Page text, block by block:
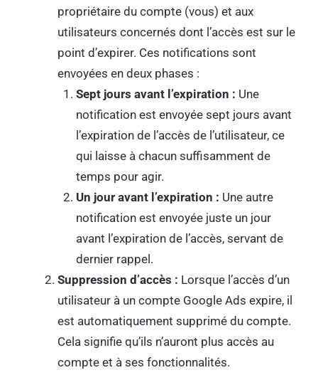
propriétaire du compte (vous) et aux
utilisateurs concernés dont l’accès est sur le
point d’expirer. Ces notifications sont
envoyées en deux phases :
Sept jours avant l’expiration : Une
notification est envoyée sept jours avant
l’expiration de l’accès de l’utilisateur, ce
qui laisse à chacun suffisamment de
temps pour agir.
Un jour avant l’expiration : Une autre
notification est envoyée juste un jour
avant l’expiration de l’accès, servant de
dernier rappel.
Suppression d’accès : Lorsque l’accès d’un
utilisateur à un compte Google Ads expire, il
est automatiquement supprimé du compte.
Cela signifie qu’ils n’auront plus accès au
compte et à ses fonctionnalités.